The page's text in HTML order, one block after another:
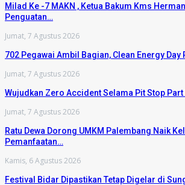
Milad Ke -7 MAKN , Ketua Bakum Kms
Penguatan…
Jumat, 7 Agustus 2026
702 Pegawai Ambil Bagian, Clean Energy Day
Jumat, 7 Agustus 2026
Wujudkan Zero Accident Selama Pit Stop
Jumat, 7 Agustus 2026
Ratu Dewa Dorong UMKM Palembang Naik
Pemanfaatan…
Kamis, 6 Agustus 2026
Festival Bidar Dipastikan Tetap Digelar di